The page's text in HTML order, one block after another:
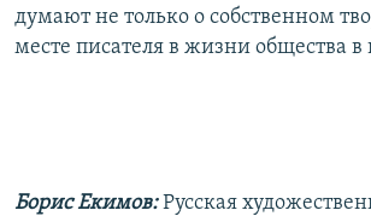
думают не только о собственном
месте писателя в жизни общества в
Борис Екимов:Русская